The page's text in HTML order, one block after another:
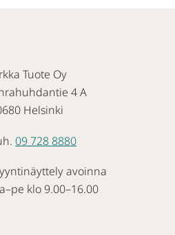
Tuote Oy
4 A
Helsinki
09 728 8880
avoinna
klo 9.00–16.00